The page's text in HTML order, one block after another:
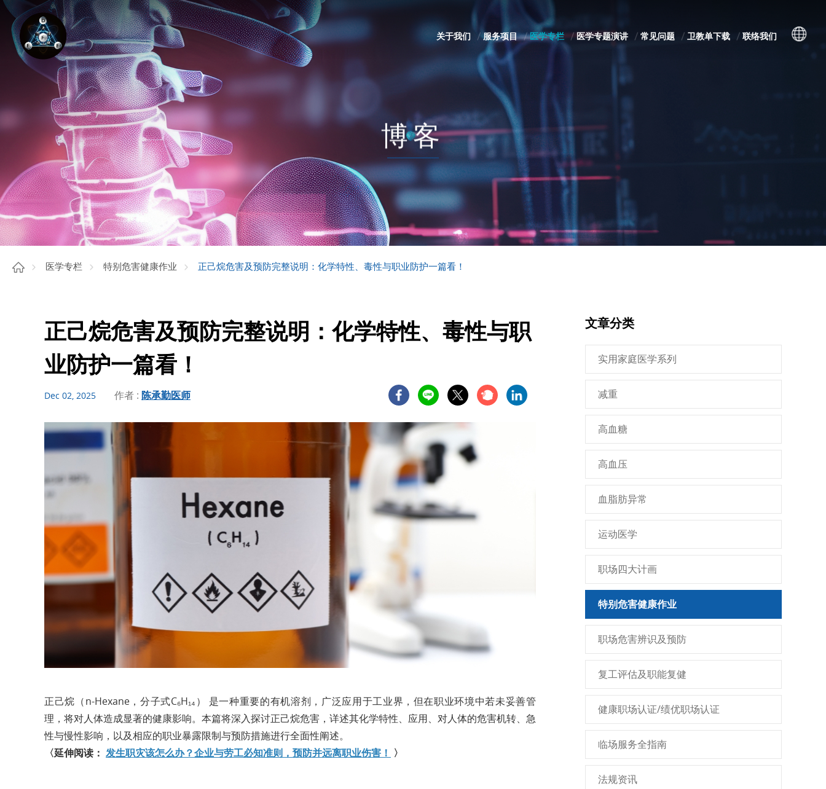
关于我们 服务项目 医学专栏 医学专题演讲 常见问题 卫教单下载 联络我们
博客
医学专栏 特别危害健康作业 正己烷危害及预防完整说明：化学特性、毒性与职业防护一篇看！
正己烷危害及预防完整说明：化学特性、毒性与职
业防护一篇看！
Dec 02, 2025 作者 : 陈承勤医师
正己烷（n-Hexane，分子式C₆H₁₄） 是一种重要的有机溶剂，广泛应用于工业界，但在职业环境中若未妥善管
理，将对人体造成显著的健康影响。本篇将深入探讨正己烷危害，详述其化学特性、应用、对人体的危害机转、急
性与慢性影响，以及相应的职业暴露限制与预防措施进行全面性阐述。
〈延伸阅读： 发生职灾该怎么办？企业与劳工必知准则，预防并远离职业伤害！ 〉
文章分类
实用家庭医学系列
减重
高血糖
高血压
血脂肪异常
运动医学
职场四大计画
特别危害健康作业
职场危害辨识及预防
复工评估及职能复健
健康职场认证/绩优职场认证
临场服务全指南
法规资讯